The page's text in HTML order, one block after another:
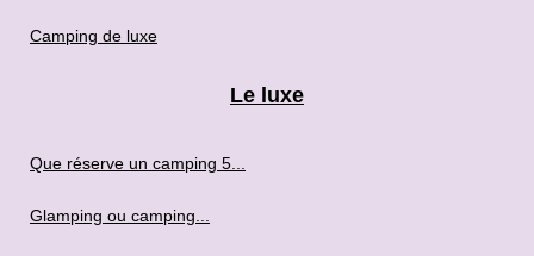
Camping de luxe
Le luxe
Que réserve un camping 5...
Glamping ou camping...